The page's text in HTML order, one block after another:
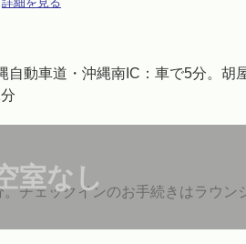
自動車道・沖縄南IC：車で5分。胡
室なし
チェックインのお手続きはラウン